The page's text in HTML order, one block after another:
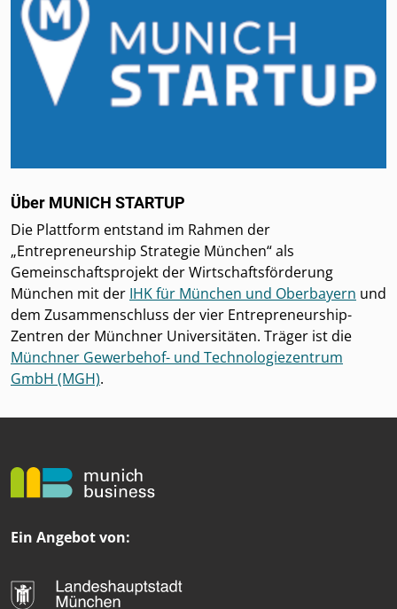
Über MUNICH STARTUP
Die Plattform entstand im Rahmen der
„Entrepreneurship Strategie München“ als
Gemeinschaftsprojekt der Wirtschaftsförderung
München mit der IHK für München und Oberbayern und
dem Zusammenschluss der vier Entrepreneurship-
Zentren der Münchner Universitäten. Träger ist die
Münchner Gewerbehof- und Technologiezentrum
GmbH (MGH).
Ein Angebot von: